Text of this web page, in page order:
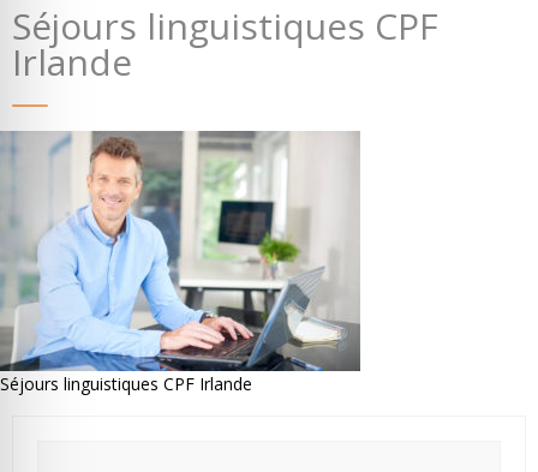
Séjours linguistiques CPF
Irlande
Séjours linguistiques CPF Irlande
partir ?